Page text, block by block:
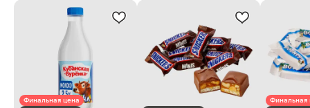
Финальная цена
Финальная